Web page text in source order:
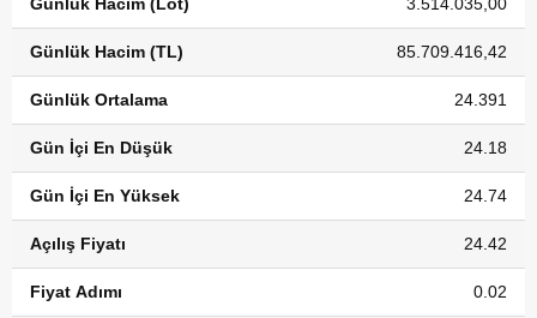
Günlük Hacim (TL) 85.709.416,42
Günlük Ortalama 24.391
Gün İçi En Düşük 24.18
Gün İçi En Yüksek 24.74
Açılış Fiyatı 24.42
Fiyat Adımı 0.02